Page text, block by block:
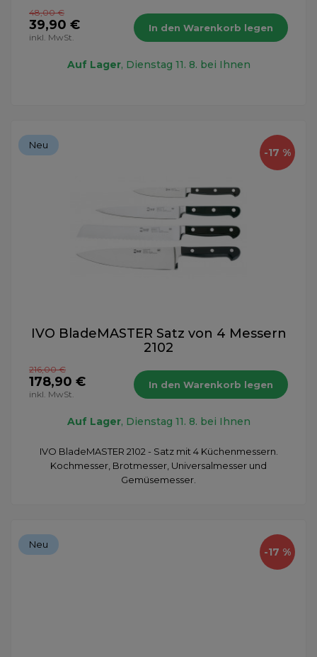
48,00 €
39,90 €
inkl. MwSt.
In den Warenkorb legen
Auf Lager, Dienstag 11. 8. bei Ihnen
-17 %
Neu
IVO BladeMASTER Satz von 4 Messern
2102
216,00 €
178,90 €
inkl. MwSt.
In den Warenkorb legen
Auf Lager, Dienstag 11. 8. bei Ihnen
IVO BladeMASTER 2102 - Satz mit 4 Küchenmessern.
Kochmesser, Brotmesser, Universalmesser und
Gemüsemesser.
-17 %
Neu